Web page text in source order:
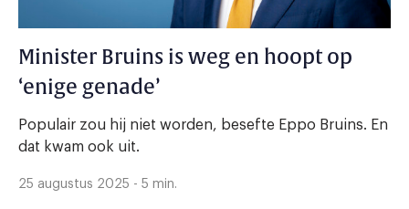
Minister Bruins is weg en hoopt op
‘enige genade’
Populair zou hij niet worden, besefte Eppo Bruins. En
dat kwam ook uit.
25 augustus 2025 - 5 min.